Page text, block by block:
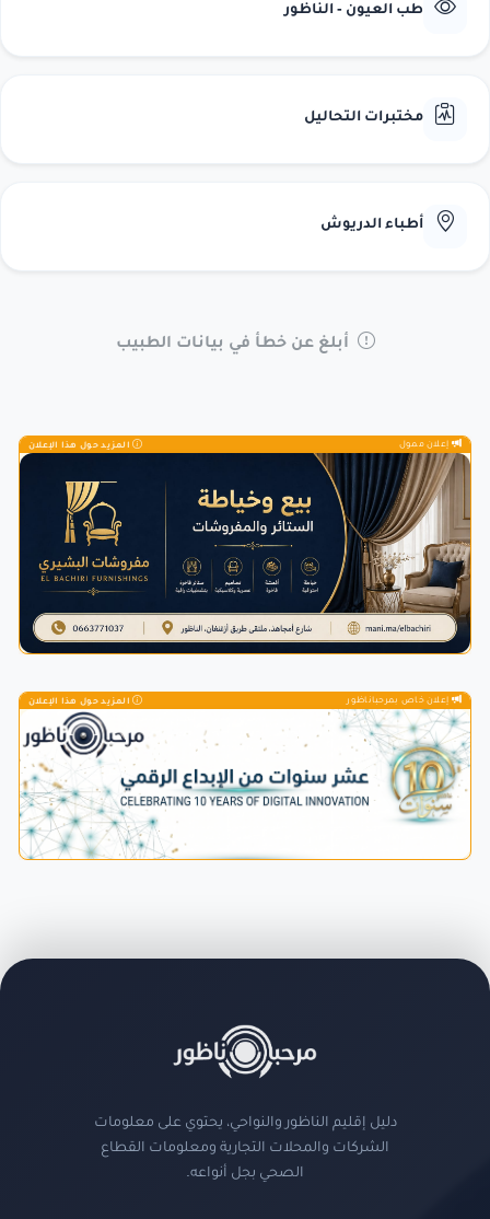
طب العيون - الناظور
مختبرات التحاليل
أطباء الدريوش
أبلغ عن خطأ في بيانات الطبيب
إعلان ممول المزيد حول هذا الإعلان
إعلان خاص بمرحباناظور المزيد حول هذا الإعلان
دليل إقليم الناظور والنواحي، يحتوي على معلومات
الشركات والمحلات التجارية ومعلومات القطاع
الصحي بجل أنواعه.